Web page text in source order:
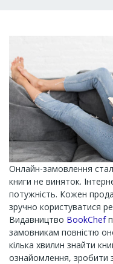
Онлайн-замовлення
книги не виняток.
потужність. Кожен
зручно користуватися
Видавництво BookChef
замовникам повністю
кілька хвилин знайти
ознайомлення, зробити